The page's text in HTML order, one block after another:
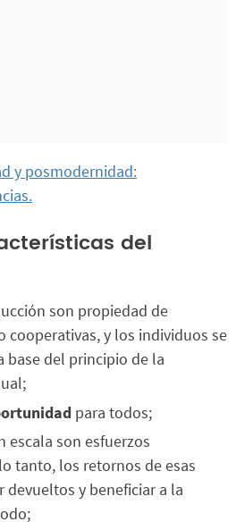
y posmodernidad:
del
son propiedad de
cooperativas, y los individuos se
base del principio de la
para todos;
escala son esfuerzos
tanto, los retornos de esas
devueltos y beneficiar a la